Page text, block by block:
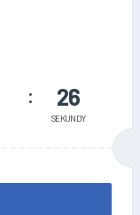
26
SEKUNDY